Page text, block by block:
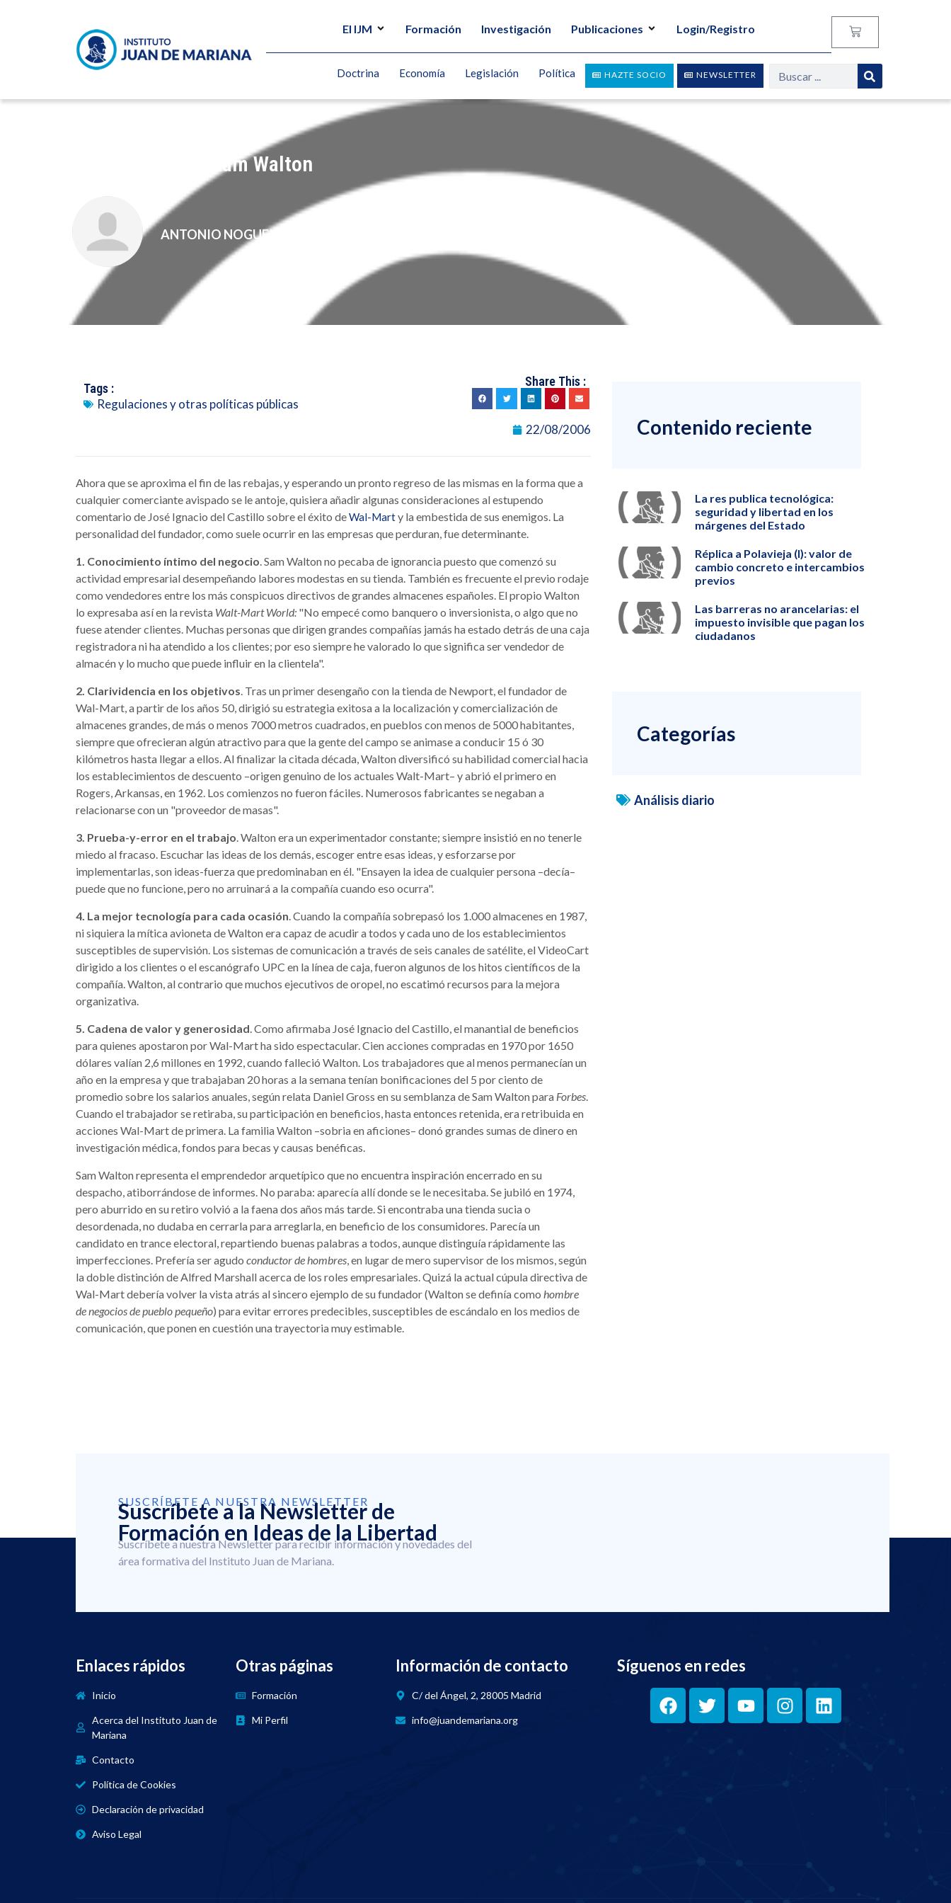
El IJM Formación Investigación Publicaciones Login/Registro
NEWSLETTER
HAZTE SOCIO
Doctrina Economía Legislación Política
Algo más sobre Sam Walton
ANTONIO NOGUEIRA
Tags :
Regulaciones y otras políticas públicas
Share This :
22/08/2006
Ahora que se aproxima el fin de las rebajas, y esperando un pronto regreso de las mismas en la forma que a
cualquier comerciante avispado se le antoje, quisiera añadir algunas consideraciones al estupendo
comentario de José Ignacio del Castillo sobre el éxito deWal-Marty la embestida de sus enemigos. La
personalidad del fundador, como suele ocurrir en las empresas que perduran, fue determinante.
1. Conocimiento íntimo del negocio. Sam Walton no pecaba de ignorancia puesto que comenzó su
actividad empresarial desempeñando labores modestas en su tienda. También es frecuente el previo rodaje
como vendedores entre los más conspicuos directivos de grandes almacenes españoles. El propio Walton
lo expresaba así en la revista Walt-Mart World: "No empecé como banquero o inversionista, o algo que no
fuese atender clientes. Muchas personas que dirigen grandes compañías jamás ha estado detrás de una caja
registradora ni ha atendido a los clientes; por eso siempre he valorado lo que significa ser vendedor de
almacén y lo mucho que puede influir en la clientela".
2. Clarividencia en los objetivos. Tras un primer desengaño con la tienda de Newport, el fundador de
Wal-Mart, a partir de los años 50, dirigió su estrategia exitosa a la localización y comercialización de
almacenes grandes, de más o menos 7000 metros cuadrados, en pueblos con menos de 5000 habitantes,
siempre que ofrecieran algún atractivo para que la gente del campo se animase a conducir 15 ó 30
kilómetros hasta llegar a ellos. Al finalizar la citada década, Walton diversificó su habilidad comercial hacia
los establecimientos de descuento –origen genuino de los actuales Walt-Mart– y abrió el primero en
Rogers, Arkansas, en 1962. Los comienzos no fueron fáciles. Numerosos fabricantes se negaban a
relacionarse con un "proveedor de masas".
3. Prueba-y-error en el trabajo. Walton era un experimentador constante; siempre insistió en no tenerle
miedo al fracaso. Escuchar las ideas de los demás, escoger entre esas ideas, y esforzarse por
implementarlas, son ideas-fuerza que predominaban en él. "Ensayen la idea de cualquier persona –decía–
puede que no funcione, pero no arruinará a la compañía cuando eso ocurra".
4. La mejor tecnología para cada ocasión. Cuando la compañía sobrepasó los 1.000 almacenes en 1987,
ni siquiera la mítica avioneta de Walton era capaz de acudir a todos y cada uno de los establecimientos
susceptibles de supervisión. Los sistemas de comunicación a través de seis canales de satélite, el VideoCart
dirigido a los clientes o el escanógrafo UPC en la línea de caja, fueron algunos de los hitos científicos de la
compañía. Walton, al contrario que muchos ejecutivos de oropel, no escatimó recursos para la mejora
organizativa.
5. Cadena de valor y generosidad. Como afirmaba José Ignacio del Castillo, el manantial de beneficios
para quienes apostaron por Wal-Mart ha sido espectacular. Cien acciones compradas en 1970 por 1650
dólares valían 2,6 millones en 1992, cuando falleció Walton. Los trabajadores que al menos permanecían un
año en la empresa y que trabajaban 20 horas a la semana tenían bonificaciones del 5 por ciento de
promedio sobre los salarios anuales, según relata Daniel Gross en su semblanza de Sam Walton para Forbes.
Cuando el trabajador se retiraba, su participación en beneficios, hasta entonces retenida, era retribuida en
acciones Wal-Mart de primera. La familia Walton –sobria en aficiones– donó grandes sumas de dinero en
investigación médica, fondos para becas y causas benéficas.
Sam Walton representa el emprendedor arquetípico que no encuentra inspiración encerrado en su
despacho, atiborrándose de informes. No paraba: aparecía allí donde se le necesitaba. Se jubiló en 1974,
pero aburrido en su retiro volvió a la faena dos años más tarde. Si encontraba una tienda sucia o
desordenada, no dudaba en cerrarla para arreglarla, en beneficio de los consumidores. Parecía un
candidato en trance electoral, repartiendo buenas palabras a todos, aunque distinguía rápidamente las
imperfecciones. Prefería ser agudo conductor de hombres, en lugar de mero supervisor de los mismos, según
la doble distinción de Alfred Marshall acerca de los roles empresariales. Quizá la actual cúpula directiva de
Wal-Mart debería volver la vista atrás al sincero ejemplo de su fundador (Walton se definía como hombre
de negocios de pueblo pequeño) para evitar errores predecibles, susceptibles de escándalo en los medios de
comunicación, que ponen en cuestión una trayectoria muy estimable.
Contenido reciente
La res publica tecnológica:
seguridad y libertad en los
márgenes del Estado
Réplica a Polavieja (I): valor de
cambio concreto e intercambios
previos
Las barreras no arancelarias: el
impuesto invisible que pagan los
ciudadanos
Categorías
Análisis diario
SUSCRÍBETE A NUESTRA NEWSLETTER
Suscríbete a la Newsletter de
Formación en Ideas de la Libertad
Suscríbete a nuestra Newsletter para recibir información y novedades del
área formativa del Instituto Juan de Mariana.
Enlaces rápidos
Inicio
Acerca del Instituto Juan de
Mariana
Contacto
Política de Cookies
Declaración de privacidad
Aviso Legal
Otras páginas
Formación
Mi Perfil
Información de contacto
C/ del Ángel, 2, 28005 Madrid
info@juandemariana.org
Síguenos en redes